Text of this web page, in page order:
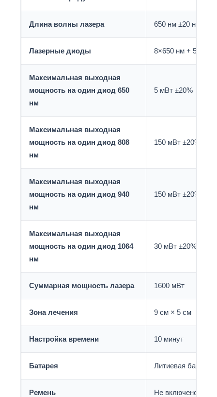
Длина волны лазера 650 нм ±20 нм /
Лазерные диоды 8×650 нм + 5×808
Максимальная выходная
мощность на один диод 650
нм
5 мВт ±20%
Максимальная выходная
мощность на один диод 808
нм
150 мВт ±20%
Максимальная выходная
мощность на один диод 940
нм
150 мВт ±20%
Максимальная выходная
мощность на один диод 1064
нм
30 мВт ±20%
Суммарная мощность лазера 1600 мВт
Зона лечения 9 см × 5 см
Настройка времени 10 минут
Батарея Литиевая
Ремень Не включено